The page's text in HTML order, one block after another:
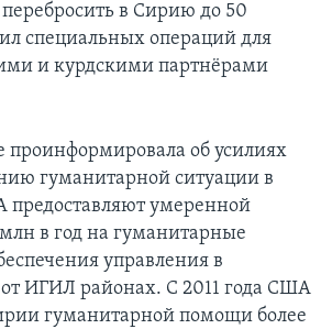
в Сирию до 50
специальных операций для
и курдскими партнёрами
проинформировала об усилиях
гуманитарной ситуации в
умеренной
в год на гуманитарные
управления в
ИГИЛ районах. С 2011 года США
гуманитарной помощи более